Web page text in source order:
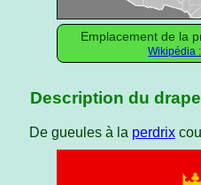
Emplacement de la
Wikipédia
Description du
De gueules à la perdrix